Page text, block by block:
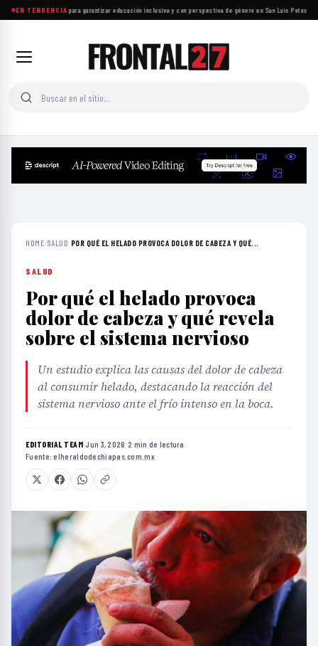
EN TENDENCIA
Proponen reformas para garantizar educación inclusiva y con perspectiva de género en San Luis Potosí·
HOME› SALUD› POR QUÉ EL HELADO PROVOCA DOLOR DE CABEZA Y QUÉ...
SALUD
Por qué el helado provoca
dolor de cabeza y qué revela
sobre el sistema nervioso
Un estudio explica las causas del dolor de cabeza
al consumir helado, destacando la reacción del
sistema nervioso ante el frío intenso en la boca.
EDITORIAL TEAM·Jun 3, 2026 ·2 min de lectura ·
Fuente:elheraldodechiapas.com.mx